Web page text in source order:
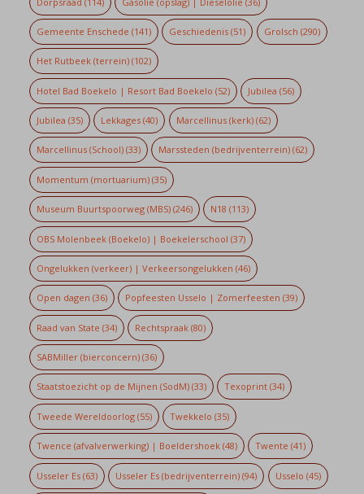
Gemeente Enschede (141) Geschiedenis (51) Grolsch (290)
Het Rutbeek (terrein)(102)
Hotel Bad Boekelo | Resort Bad Boekelo (52) Jubilea (56)
Jubilea (35) Lekkages (40) Marcellinus (kerk)(62)
Marcellinus (School)(33) Marssteden (bedrijventerrein) (62)
Momentum (mortuarium)(35)
Museum Buurtspoorweg (MBS)(246) N18 (113)
OBS Molenbeek (Boekelo) | Boekelerschool (37)
Ongelukken (verkeer) | Verkeersongelukken (46)
Open dagen (36) Popfeesten Usselo | Zomerfeesten (39)
Raad van State (34) Rechtspraak (80)
SABMiller (bierconcern)(36)
Staatstoezicht op de Mijnen (SodM)(33) Texoprint (34)
Tweede Wereldoorlog(55) Twekkelo (35)
Twence (afvalverwerking) | Boeldershoek(48) Twente (41)
Usseler Es(63) Usseler Es (bedrijventerrein) (94) Usselo (45)